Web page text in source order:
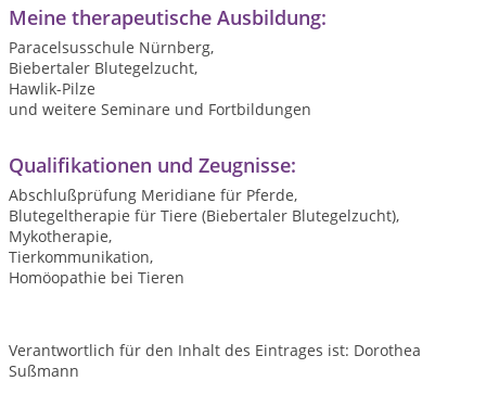
Meine therapeutische Ausbildung:
Paracelsusschule Nürnberg,
Biebertaler Blutegelzucht,
Hawlik-Pilze
und weitere Seminare und Fortbildungen
Qualifikationen und Zeugnisse:
Abschlußprüfung Meridiane für Pferde,
Blutegeltherapie für Tiere (Biebertaler Blutegelzucht),
Mykotherapie,
Tierkommunikation,
Homöopathie bei Tieren
Verantwortlich für den Inhalt des Eintrages ist: Dorothea
Sußmann